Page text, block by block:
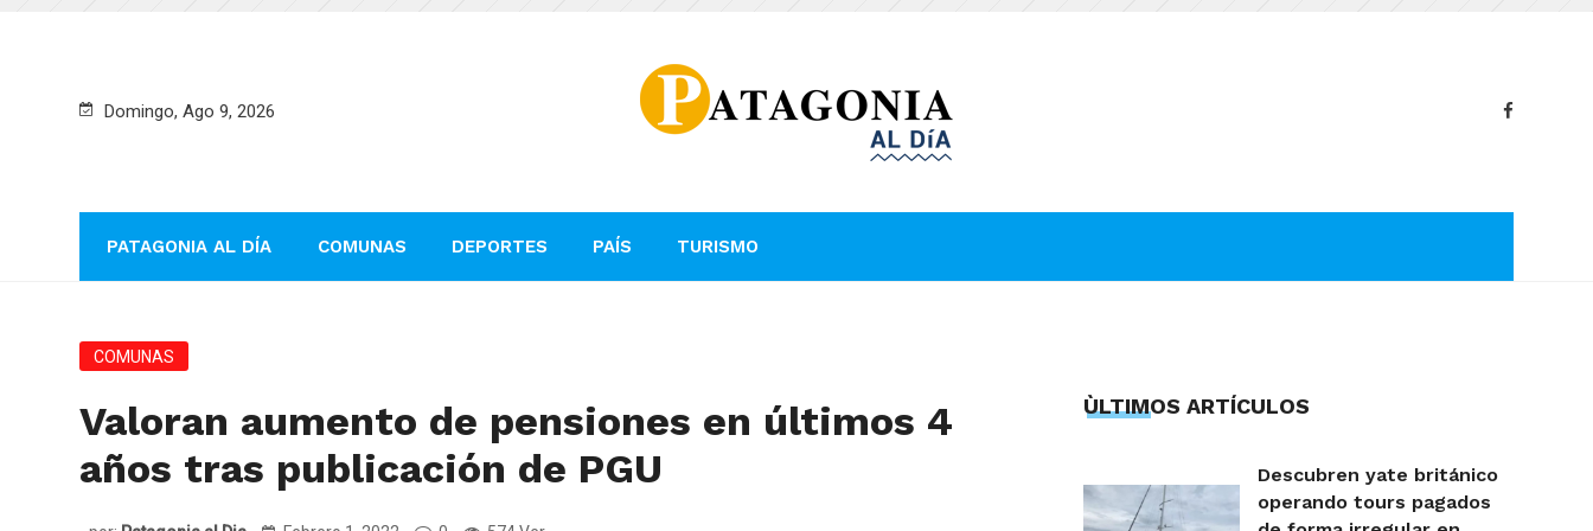
Domingo, Ago 9, 2026
PATAGONIA AL DÍA COMUNAS DEPORTES PAÍS TURISMO
COMUNAS
Valoran aumento de pensiones en últimos 4
años tras publicación de PGU
ÙLTIMOS ARTÍCULOS
Descubren yate británico
operando tours pagados